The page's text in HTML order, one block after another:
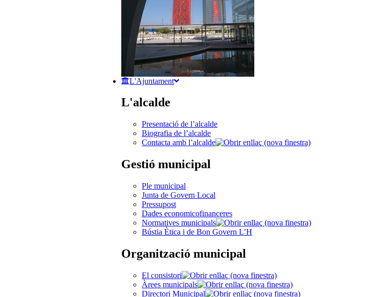
L'Ajuntament
L'alcalde
Presentació de l’alcalde
Biografia de l’alcalde
Contacta amb l’alcalde
Gestió municipal
Ple municipal
Junta de Govern Local
Pressupost
Dades economicofinanceres
Normatives municipals
Bústia Ètica i de Bon Govern L’H
Organització municipal
El consistori
Àrees municipals
Directori Municipal